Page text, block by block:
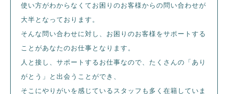
使い方がわからなくてお困りのお客様からの問い合わせが
大半となっております。
そんな問い合わせに対し、お困りのお客様をサポートする
ことがあなたのお仕事となります。
人と接し、サポートするお仕事なので、たくさんの「あり
がとう」と出会うことができ、
そこにやりがいを感じているスタッフも多く在籍していま